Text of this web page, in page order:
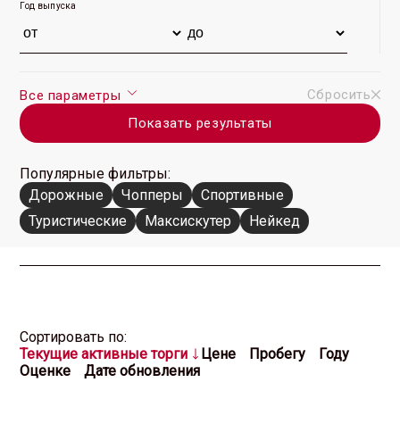
Год выпуска
Все параметры
Сбросить
Показать результаты
Популярные фильтры:
Дорожные
Чопперы
Спортивные
Туристические
Максискутер Нейкед
Cортировать по:
Текущие активные торги
Цене Пробегу
Году
Оценке
Дате обновления